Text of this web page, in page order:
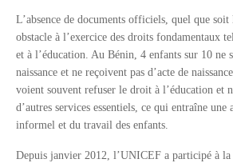
L’absence de documents officiels, quel que
obstacle à l’exercice des droits fondamentaux
et à l’éducation. Au Bénin, 4 enfants sur 10 ne
naissance et ne reçoivent pas d’acte de
voient souvent refuser le droit à l’éducation et
d’autres services essentiels, ce qui entraîne une
informel et du travail des enfants.
Depuis janvier 2012, l’UNICEF a participé à